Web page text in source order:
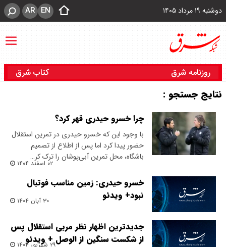
دوشنبه ۱۹ مرداد ۱۴۰۵ EN
AR
روزنامه شرق کتاب شرق
نتایج جستجو :
چرا خسرو حیدری قهر کرد؟
با وجود این که خسرو حیدری در تمرین استقلال
حضور پیدا کرد اما پس از اطلاع از تصمیم
باشگاه، محل تمرین آبی‌پوشان را ترک کر…
۰۲ اسفند ۱۴۰۴
خسرو حیدری: زمین مناسب فوتبال
نبود+ ویدئو
۳۰ آبان ۱۴۰۴
جدیدترین اظهار نظر مربی استقلال پس
از شکست سنگین از الوصل + ویدئو
۲۹ شهریور ۱۴۰۴